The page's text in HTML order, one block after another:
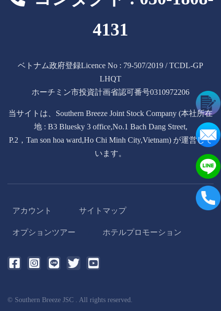
4131
ベトナム政府登録Licence No : 79-507/2019 / TCDL-GP
LHQT
ホーチミン市投資計画省認可番号0310972206
当サイトは、Southern Breeze Joint Stock Company (本社所在
地 : B3 Bluesky 3 office,No.1 Bach Dang Street,
P.2，Tan son hoa ward,Ho Chi Minh City,Vietnam) が運営して
います。
アカウント サイトマップ
オプションツアー ホテルプロモーション
© Southern Breeze JSC . All rights reserved.